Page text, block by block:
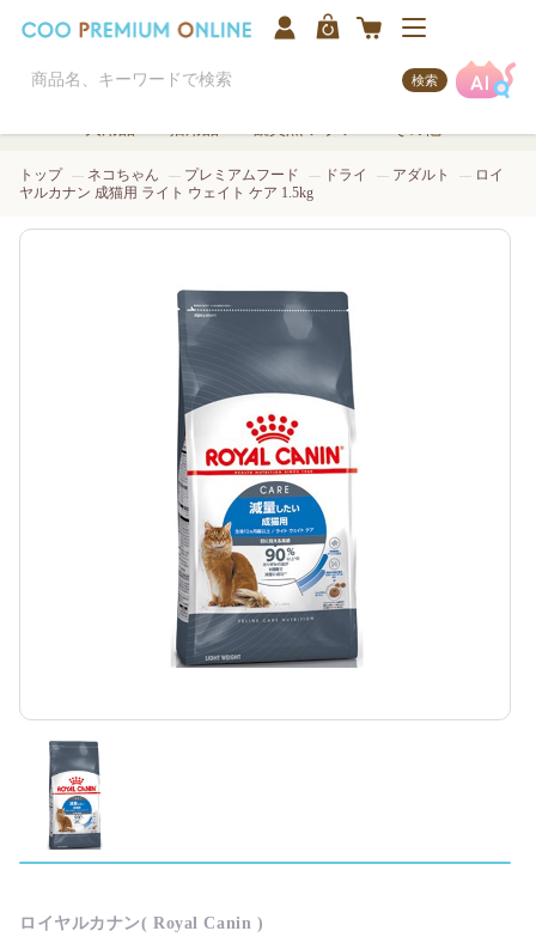
検索
トップ ネコちゃん プレミアムフード ドライ アダルト
ロイ
ヤルカナン 成猫用 ライト ウェイト ケア 1.5kg
ロイヤルカナン( Royal Canin )